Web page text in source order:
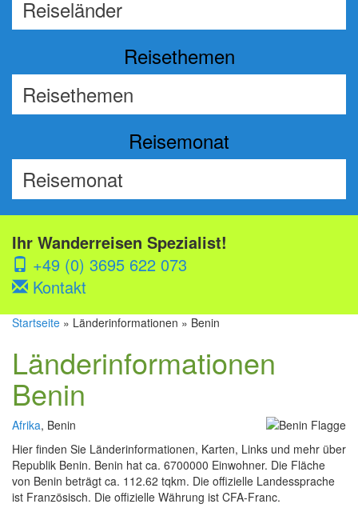
Reisethemen
Reisemonat
Ihr Wanderreisen Spezialist!
+49 (0) 3695 622 073
Kontakt
Startseite » Länderinformationen » Benin
Länderinformationen
Benin
Afrika, Benin
Hier finden Sie Länderinformationen, Karten, Links und mehr über
Republik Benin. Benin hat ca. 6700000 Einwohner. Die Fläche
von Benin beträgt ca. 112.62 tqkm. Die offizielle Landessprache
ist Französisch. Die offizielle Währung ist CFA-Franc.